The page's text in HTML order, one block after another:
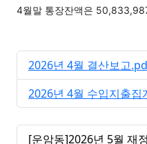
4월말 통장잔액은
2026년 4월 결산보고
2026년 4월 수입지출
[운암동]2026년 5월 재